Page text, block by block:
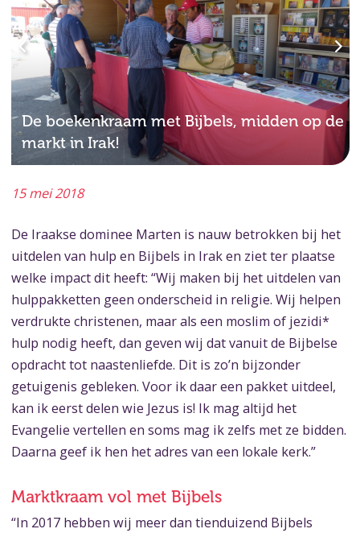
De boekenkraam met Bijbels, midden op de
markt in Irak!
15 mei 2018
De Iraakse dominee Marten is nauw betrokken bij het
uitdelen van hulp en Bijbels in Irak en ziet ter plaatse
welke impact dit heeft: “Wij maken bij het uitdelen van
hulppakketten geen onderscheid in religie. Wij helpen
verdrukte christenen, maar als een moslim of jezidi*
hulp nodig heeft, dan geven wij dat vanuit de Bijbelse
opdracht tot naastenliefde. Dit is zo’n bijzonder
getuigenis gebleken. Voor ik daar een pakket uitdeel,
kan ik eerst delen wie Jezus is! Ik mag altijd het
Evangelie vertellen en soms mag ik zelfs met ze bidden.
Daarna geef ik hen het adres van een lokale kerk.”
Marktkraam vol met Bijbels
“In 2017 hebben wij meer dan tienduizend Bijbels